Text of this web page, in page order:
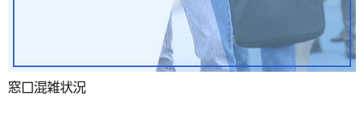
窓口混雑状況